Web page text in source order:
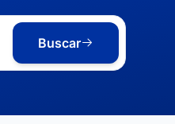
Buscar